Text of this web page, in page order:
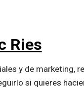
Ries
y de marketing,
si quieres